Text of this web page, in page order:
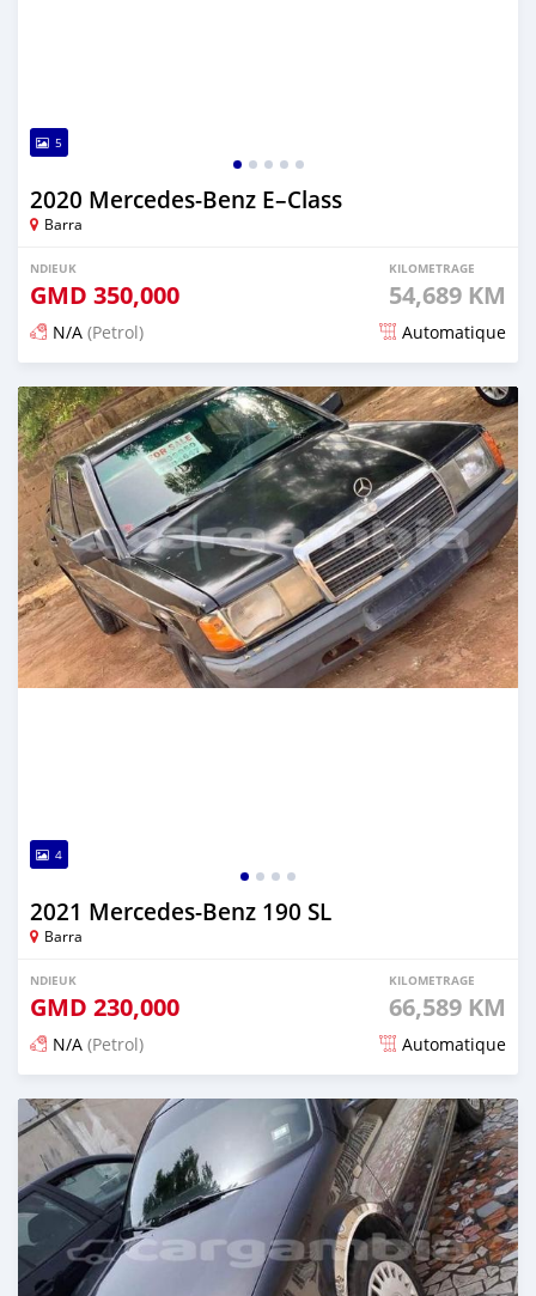
5
2020 Mercedes‒Benz E–Class
Barra
NDIEUK
GMD 350,000
KILOMETRAGE
54,689 KM
N/A (Petrol) Automatique
Dougal na niou ko depuis about 2 years
4
2021 Mercedes-Benz 190 SL
Barra
NDIEUK
GMD 230,000
KILOMETRAGE
66,589 KM
N/A (Petrol) Automatique
Dougal na niou ko depuis about 2 years